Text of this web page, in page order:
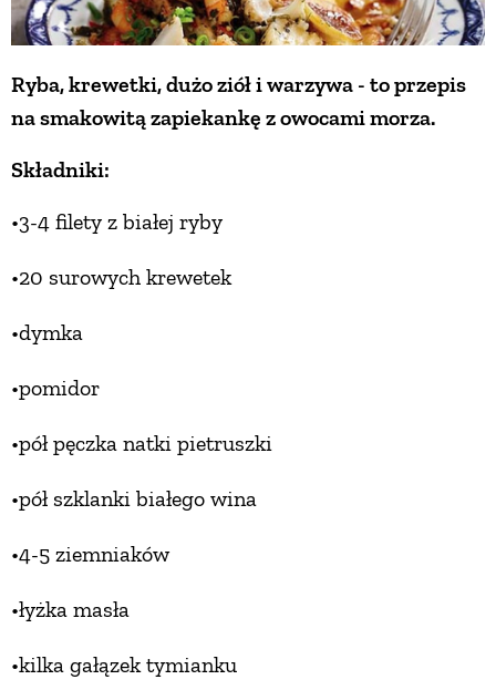
Ryba, krewetki, dużo ziół i warzywa - to przepis
na smakowitą zapiekankę z owocami morza.
Składniki:
•3-4 filety z białej ryby
•20 surowych krewetek
•dymka
•pomidor
•pół pęczka natki pietruszki
•pół szklanki białego wina
•4-5 ziemniaków
•łyżka masła
•kilka gałązek tymianku